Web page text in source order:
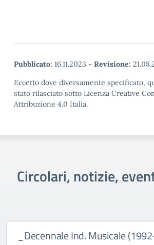
Pubblicato: 16.11.2023 - Revisione:
Eccetto dove diversamente specificato,
stato rilasciato sotto Licenza Creative
Attribuzione 4.0 Italia.
Circolari, notizie,
_Decennale Ind. Musicale